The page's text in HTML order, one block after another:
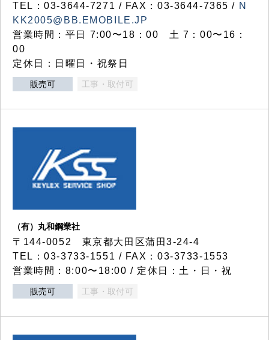
TEL：03‐3644‐7271 / FAX：03-3644-7365 / N
KK2005@BB.EMOBILE.JP
営業時間：平日 7:00〜18：00 土 7：00〜16：
00
定休日：日曜日・祝祭日
販売可 工事・取付可
（有）丸和鋼業社
〒144-0052 東京都大田区蒲田3-24-4
TEL：03-3733-1551 / FAX：03-3733-1553
営業時間：8:00〜18:00 / 定休日：土・日・祝
販売可 工事・取付可